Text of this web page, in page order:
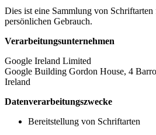
Dies ist eine Sammlung von
persönlichen Gebrauch.
Verarbeitungsunternehmen
Google Ireland Limited
Google Building Gordon House, 4
Ireland
Datenverarbeitungszwecke
Bereitstellung von Schriftarten